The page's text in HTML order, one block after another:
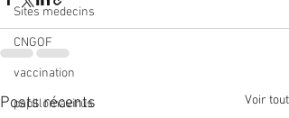
Sites medecins
CNGOF
vaccination
papillomavirus
Posts récents Voir tout